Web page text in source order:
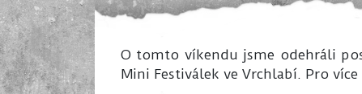
O tomto víkendu jsme odehráli
Mini Festiválek ve Vrchlabí. Pro